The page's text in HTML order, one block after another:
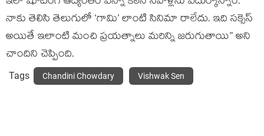
నాకు తెలిసి తెలుగులో ‘గామి’ లాంటి సినిమా రాలేదు. ఇది సక్సెస్
అయితే ఇలాంటి మంచి ప్రయత్నాలు మరిన్ని జరుగుతాయి” అని
చాందిని చెప్పింది.
Tags Chandini Chowdary Vishwak Sen